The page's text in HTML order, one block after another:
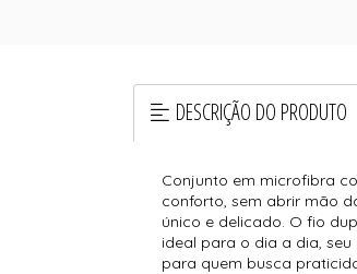
DESCRIÇÃO DO PRODUTO
Conjunto em microfibra
conforto, sem abrir mão
único e delicado. O fio
ideal para o dia a dia,
para quem busca